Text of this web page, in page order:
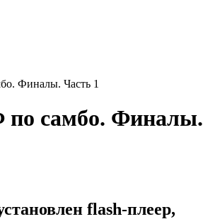
Финалы. Часть 1
по самбо. Финалы.
flash-плеер,